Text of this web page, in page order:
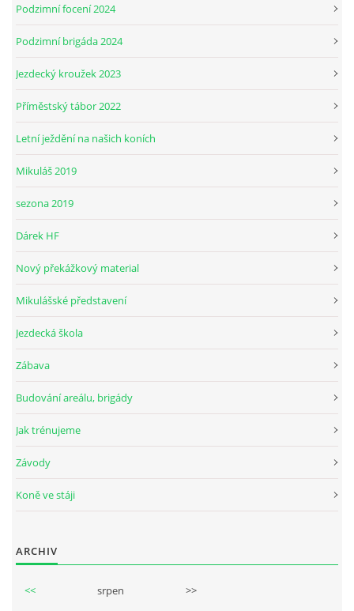
PODZIMNÍ BRIGÁDA 9.11.2024
VELKÝ PÁTEK-18.4 KROUŽEK BUDE NORMÁLNĚ PROBÍHAT
PRAZDNINOVÝ KROUŽEK
Podzimní focení 2024
Podzimní brigáda 2024
Jezdecký kroužek 2023
Příměstský tábor 2022
Letní ježdění na našich koních
Mikuláš 2019
sezona 2019
Dárek HF
Nový překážkový material
Mikulášské představení
Jezdecká škola
Zábava
Budování areálu, brigády
Jak trénujeme
Závody
Koně ve stáji
ARCHIV
<< srpen
>>